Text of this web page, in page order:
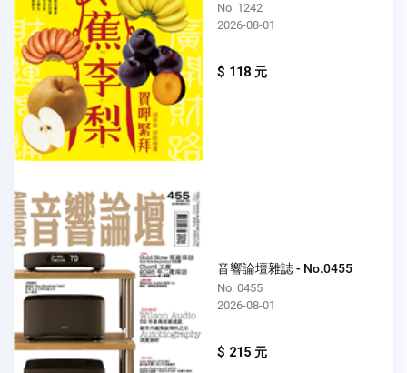
No. 1242
2026-08-01
$ 118 元
音響論壇雜誌 - No.0455
No. 0455
2026-08-01
$ 215 元